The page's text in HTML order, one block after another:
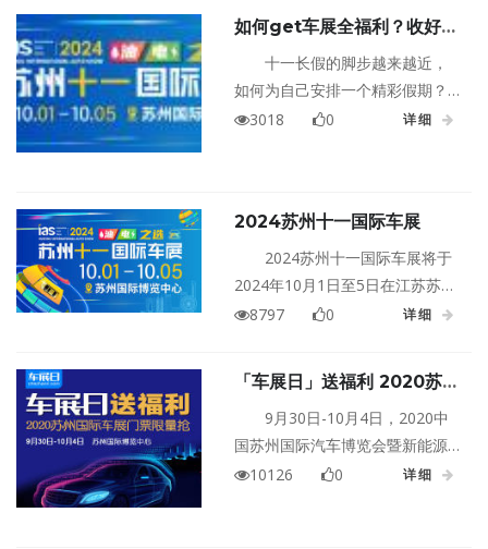
如何get车展全福利？收好这
份苏州十一国际车展活动总攻
十一长假的脚步越来越近，
如何为自己安排一个精彩假期？
10月1日至5日，来苏州国际博览
3018 0 详细
2024苏州十一国际车展
2024苏州十一国际车展将于
2024年10月1日至5日在江苏苏州
国际博览中心盛大举行！
8797 0 详细
「车展日」送福利 2020苏州
十一国际车展门票限量抢
9月30日-10月4日，2020中
国苏州国际汽车博览会暨新能源
及智能汽车博览会（简称：2020
10126 0 详细